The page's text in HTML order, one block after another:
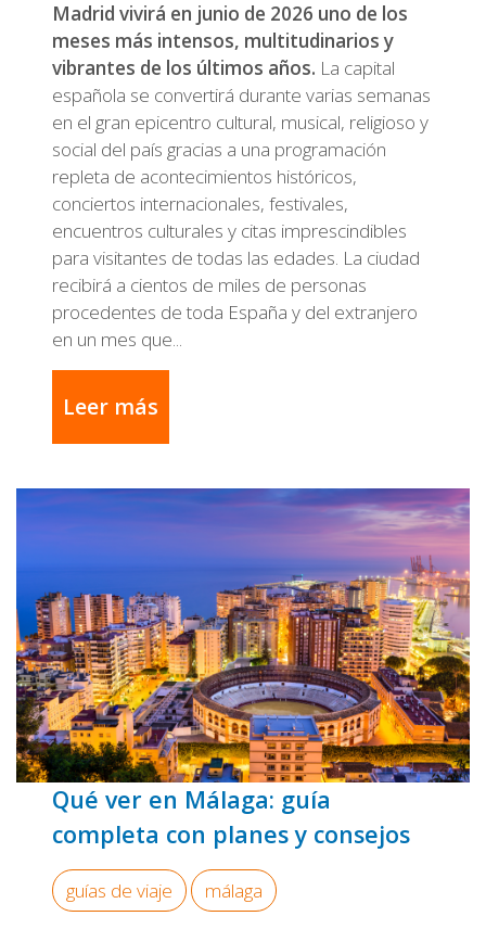
Madrid vivirá en junio de 2026 uno de los
meses más intensos, multitudinarios y
vibrantes de los últimos años. La capital
española se convertirá durante varias semanas
en el gran epicentro cultural, musical, religioso y
social del país gracias a una programación
repleta de acontecimientos históricos,
conciertos internacionales, festivales,
encuentros culturales y citas imprescindibles
para visitantes de todas las edades. La ciudad
recibirá a cientos de miles de personas
procedentes de toda España y del extranjero
en un mes que...
Leer más
Qué ver en Málaga: guía
completa con planes y consejos
guías de viaje málaga